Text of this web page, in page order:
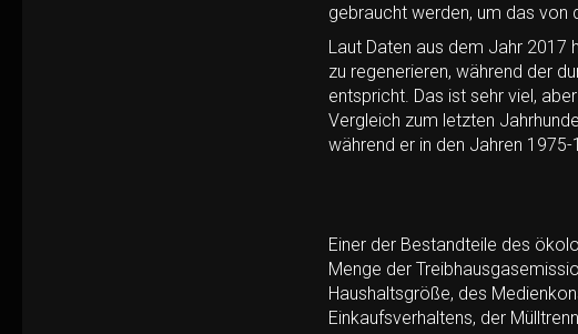
gebraucht werden, um das von
Laut Daten aus dem Jahr 2017
zu regenerieren, während der
entspricht. Das ist sehr viel,
Vergleich zum letzten
während er in den Jahren
Einer der Bestandteile des
Menge der
Haushaltsgröße, des
Einkaufsverhaltens, der